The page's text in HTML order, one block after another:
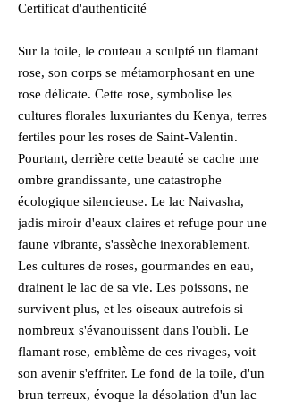
Certificat d'authenticité
Sur la toile, le couteau a sculpté un flamant
rose, son corps se métamorphosant en une
rose délicate. Cette rose, symbolise les
cultures florales luxuriantes du Kenya, terres
fertiles pour les roses de Saint-Valentin.
Pourtant, derrière cette beauté se cache une
ombre grandissante, une catastrophe
écologique silencieuse. Le lac Naivasha,
jadis miroir d'eaux claires et refuge pour une
faune vibrante, s'assèche inexorablement.
Les cultures de roses, gourmandes en eau,
drainent le lac de sa vie. Les poissons, ne
survivent plus, et les oiseaux autrefois si
nombreux s'évanouissent dans l'oubli. Le
flamant rose, emblème de ces rivages, voit
son avenir s'effriter. Le fond de la toile, d'un
brun terreux, évoque la désolation d'un lac